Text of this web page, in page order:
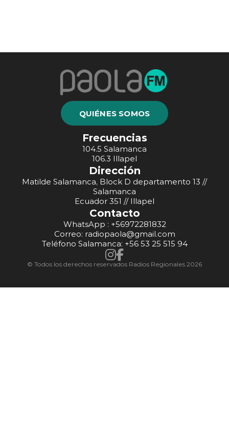
QUIÉNES SOMOS
Frecuencias
104.5 Salamanca
106.3 Illapel
Dirección
Matilde Salamanca, Block D departamento 13 //
Salamanca
Ecuador 351 // Illapel
Contacto
WhatsApp : +56972281832
Correo: radiopaola@gmail.com
Teléfono Salamanca: +56 53 25 515 94
© Todos los derechos reservados Radios Regionales 2026